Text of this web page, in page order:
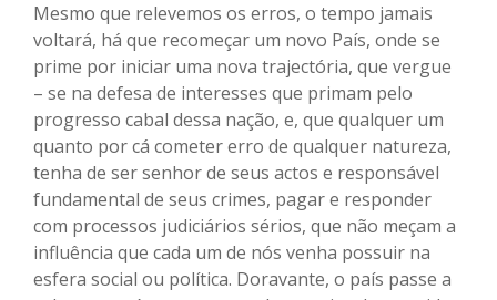
Mesmo que relevemos os erros, o tempo jamais
voltará, há que recomeçar um novo País, onde se
prime por iniciar uma nova trajectória, que vergue
– se na defesa de interesses que primam pelo
progresso cabal dessa nação, e, que qualquer um
quanto por cá cometer erro de qualquer natureza,
tenha de ser senhor de seus actos e responsável
fundamental de seus crimes, pagar e responder
com processos judiciários sérios, que não meçam a
influência que cada um de nós venha possuir na
esfera social ou política. Doravante, o país passe a